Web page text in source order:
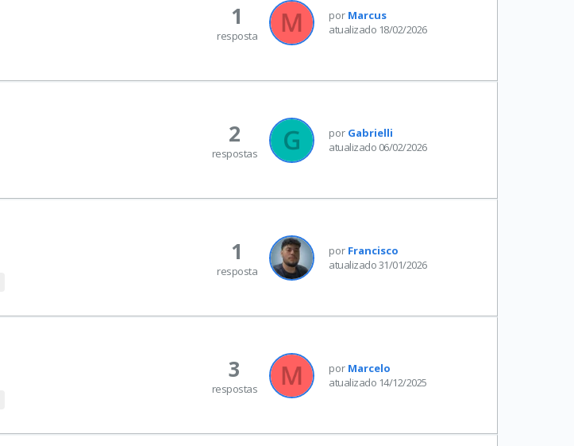
por Marcus
atualizado 18/02/2026
1
resposta
por Gabrielli
atualizado 06/02/2026
2
respostas
por Francisco
atualizado 31/01/2026
1
resposta
por Marcelo
atualizado 14/12/2025
3
respostas